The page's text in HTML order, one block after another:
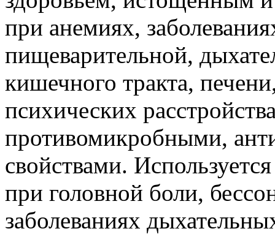
при анемиях,
пищеварительной,
кишечного тракта,
психических
противомикробными,
свойствами.
при головной боли,
заболеваниях